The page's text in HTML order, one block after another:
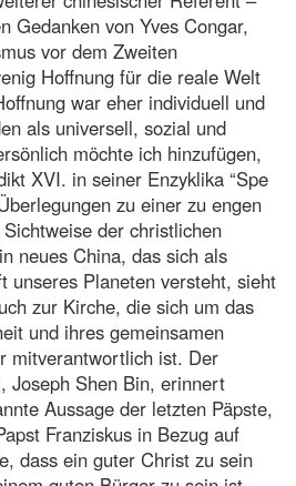
Gedanken von Yves Congar,
vor dem Zweiten
Hoffnung für die reale Welt
war eher individuell und
als universell, sozial und
möchte ich hinzufügen,
XVI. in seiner Enzyklika “Spe
zu einer zu engen
der christlichen
neues China, das sich als
unseres Planeten versteht, sieht
zur Kirche, die sich um das
und ihres gemeinsamen
mitverantwortlich ist. Der
Joseph Shen Bin, erinnert
Aussage der letzten Päpste,
Franziskus in Bezug auf
dass ein guter Christ zu sein